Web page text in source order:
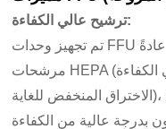
ترشيح عالي الكفاءة:
تم تجهيز وحدات FFU بمرشحات هواء عالية الكفاءة، عادةً
مرشحات HEPA (هواء الجسيمات عالي الكفاءة) أو ULPA (هواء
الاختراق المنخفض للغاية)، والتي يمكنها إزالة الجسيمات الصغيرة